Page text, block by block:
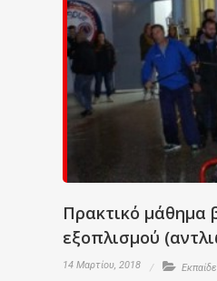
Πρακτικό μάθημα
εξοπλισμού
14 Μαρτίου, 2018